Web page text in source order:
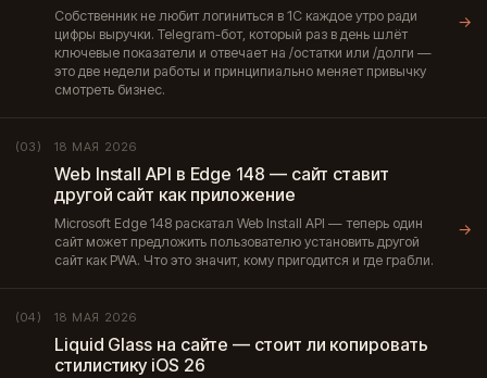
Собственник не любит логиниться в 1С каждое утро ради
цифры выручки. Telegram-бот, который раз в день шлёт
ключевые показатели и отвечает на /остатки или /долги —
это две недели работы и принципиально меняет привычку
смотреть бизнес.
→
(03) 18 МАЯ 2026
Web Install API в Edge 148 — сайт ставит
другой сайт как приложение
Microsoft Edge 148 раскатал Web Install API — теперь один
сайт может предложить пользователю установить другой
сайт как PWA. Что это значит, кому пригодится и где грабли.
→
(04) 18 МАЯ 2026
Liquid Glass на сайте — стоит ли копировать
стилистику iOS 26